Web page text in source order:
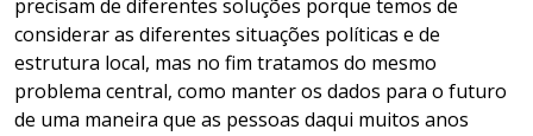
precisam de diferentes soluções porque temos de
considerar as diferentes situações políticas e de
estrutura local, mas no fim tratamos do mesmo
problema central, como manter os dados para o futuro
de uma maneira que as pessoas daqui muitos anos